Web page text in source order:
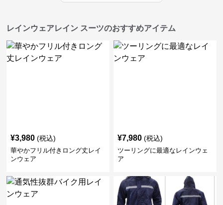
レインウェアレイン スーツのおすすめアイテム
¥3,980 (税込)
華やかフリル付きロング丈レイ
ンウェア
¥7,980 (税込)
ツーリングに最適なレインウェ
ア